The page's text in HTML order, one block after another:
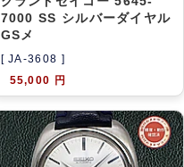
7000 SS シルバーダイヤル
GSメ
[ JA-3608 ]
55,000 円